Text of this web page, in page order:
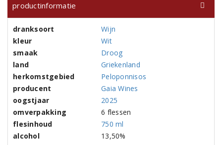
productinformatie
dranksoort
Wijn
kleur
Wit
smaak
Droog
land
Griekenland
herkomstgebied
Peloponnisos
producent
Gaia Wines
oogstjaar
2025
omverpakking
6 flessen
flesinhoud
750 ml
alcohol
13,50%